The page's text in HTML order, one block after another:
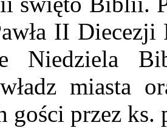
II Diecezji
Niedziela
miasta
gości przez ks.